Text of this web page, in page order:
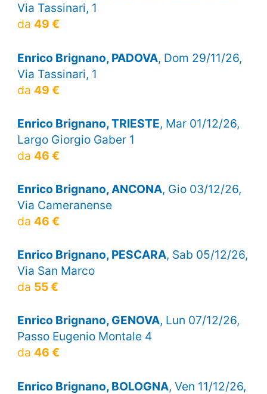
Via Tassinari, 1
da 49 €
Enrico Brignano, PADOVA, Dom 29/11/26,
Via Tassinari, 1
da 49 €
Enrico Brignano, TRIESTE, Mar 01/12/26,
Largo Giorgio Gaber 1
da 46 €
Enrico Brignano, ANCONA, Gio 03/12/26,
Via Cameranense
da 46 €
Enrico Brignano, PESCARA, Sab 05/12/26,
Via San Marco
da 55 €
Enrico Brignano, GENOVA, Lun 07/12/26,
Passo Eugenio Montale 4
da 46 €
Enrico Brignano, BOLOGNA, Ven 11/12/26,